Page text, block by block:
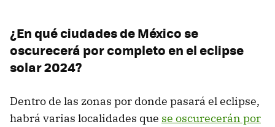
¿En qué ciudades de México se
oscurecerá por completo en el eclipse
solar 2024?
Dentro de las zonas por donde pasará el eclipse,
habrá varias localidades que se oscurecerán por